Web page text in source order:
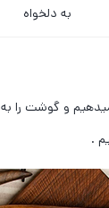
به دلخواه
و گوشت را
.